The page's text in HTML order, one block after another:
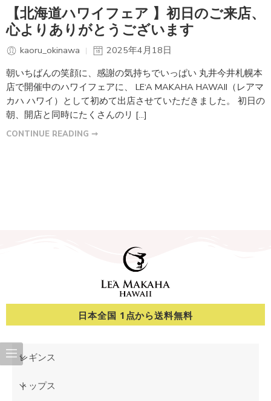
【北海道ハワイフェア 】初日のご来店、
心よりありがとうございます
kaoru_okinawa
2025年4月18日
朝いちばんの笑顔に、感謝の気持ちでいっぱい 丸井今井札幌本
店で開催中のハワイフェアに、 LE‘A MAKAHA HAWAII（レアマ
カハ ハワイ）として初めて出店させていただきました。 初日の
朝、開店と同時にたくさんのリ […]
CONTINUE READING ➞
日本全国 1点から送料無料
レギンス
トップス